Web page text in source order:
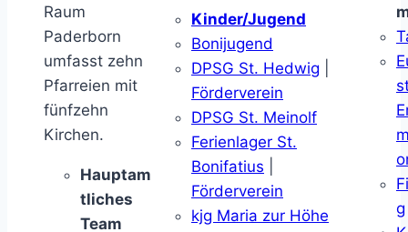
Raum
Paderborn
umfasst zehn
Pfarreien mit
fünfzehn
Kirchen.
Hauptam
tliches
Team
Kinder/Jugend
Bonijugend
DPSG St. Hedwig
Förderverein
DPSG St. Meinolf
Ferienlager St.
Bonifatius
Förderverein
kjg Maria zur Höhe
g